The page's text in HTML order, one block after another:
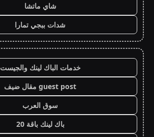
شاي ماتشا
شدات ببجي تمارا
خدمات الباك لينك والجيست
guest post مقال ضيف
سوق العرب
باك لينك باقة 20